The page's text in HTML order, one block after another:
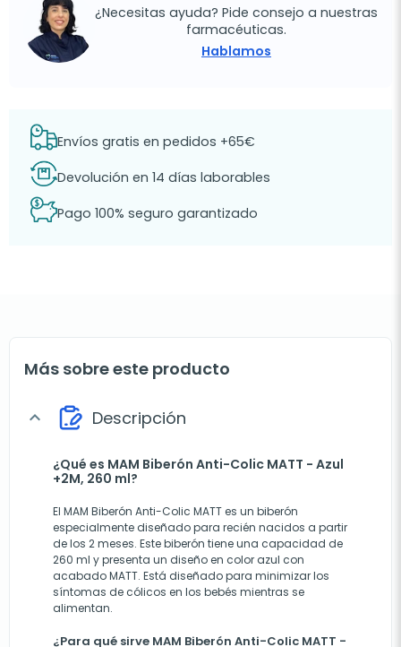
¿Necesitas ayuda? Pide consejo a nuestras
farmacéuticas.
Hablamos
Envíos gratis en pedidos +65€
Devolución en 14 días laborables
Pago 100% seguro garantizado
Más sobre este producto
expand_more Descripción
¿Qué es MAM Biberón Anti-Colic MATT - Azul
+2M, 260 ml?
El MAM Biberón Anti-Colic MATT es un biberón
especialmente diseñado para recién nacidos a partir
de los 2 meses. Este biberón tiene una capacidad de
260 ml y presenta un diseño en color azul con
acabado MATT. Está diseñado para minimizar los
síntomas de cólicos en los bebés mientras se
alimentan.
¿Para qué sirve MAM Biberón Anti-Colic MATT -